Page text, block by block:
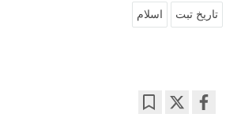
تاریخ تبت اسلام